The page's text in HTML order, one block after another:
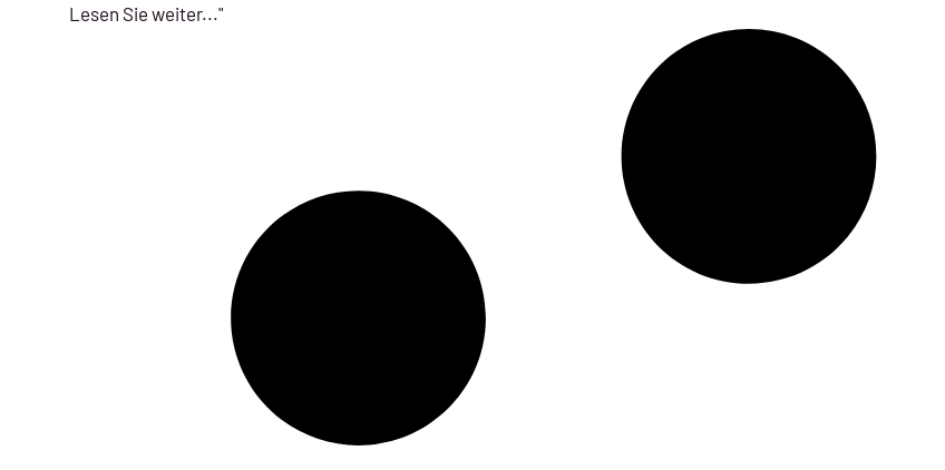
Lesen Sie weiter..."